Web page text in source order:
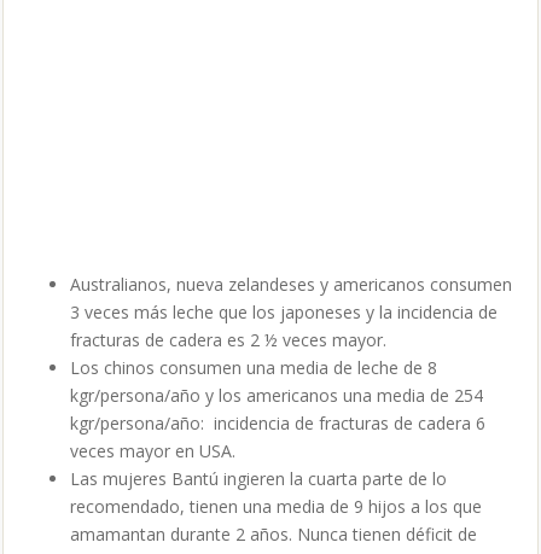
Australianos, nueva zelandeses y americanos consumen
3 veces más leche que los japoneses y la incidencia de
fracturas de cadera es 2 ½ veces mayor.
Los chinos consumen una media de leche de 8
kgr/persona/año y los americanos una media de 254
kgr/persona/año: incidencia de fracturas de cadera 6
veces mayor en USA.
Las mujeres Bantú ingieren la cuarta parte de lo
recomendado, tienen una media de 9 hijos a los que
amamantan durante 2 años. Nunca tienen déficit de